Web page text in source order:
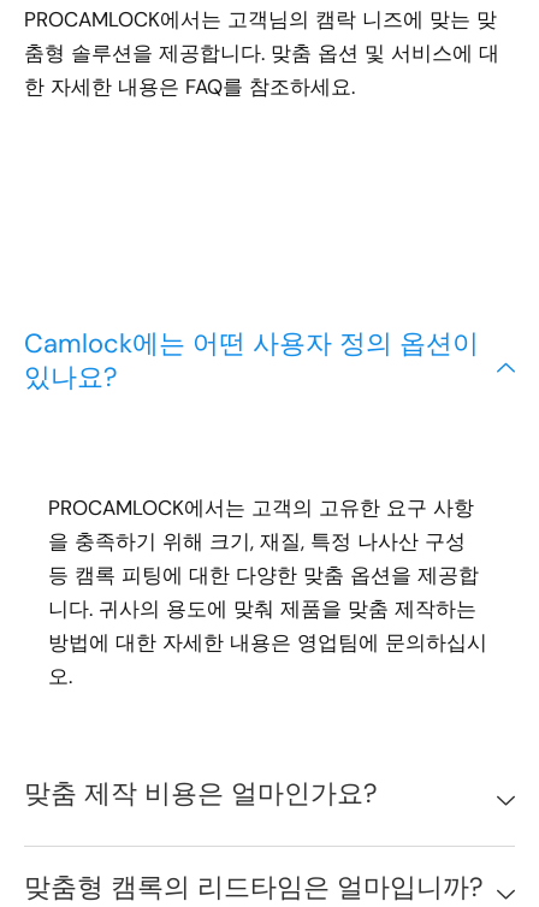
PROCAMLOCK에서는 고객님의 캠락 니즈에 맞는 맞
춤형 솔루션을 제공합니다. 맞춤 옵션 및 서비스에 대
한 자세한 내용은 FAQ를 참조하세요.
Camlock에는 어떤 사용자 정의 옵션이
있나요?
PROCAMLOCK에서는 고객의 고유한 요구 사항
을 충족하기 위해 크기, 재질, 특정 나사산 구성
등 캠록 피팅에 대한 다양한 맞춤 옵션을 제공합
니다. 귀사의 용도에 맞춰 제품을 맞춤 제작하는
방법에 대한 자세한 내용은 영업팀에 문의하십시
오.
맞춤 제작 비용은 얼마인가요?
맞춤형 캠록의 리드타임은 얼마입니까?